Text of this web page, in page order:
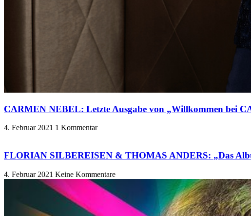
CARMEN NEBEL: Letzte Ausgabe von „Willkommen bei
4. Februar 2021 1 Kommentar
FLORIAN SILBEREISEN & THOMAS ANDERS: „Das
4. Februar 2021 Keine Kommentare